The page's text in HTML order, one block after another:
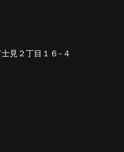
見２丁目１６−４